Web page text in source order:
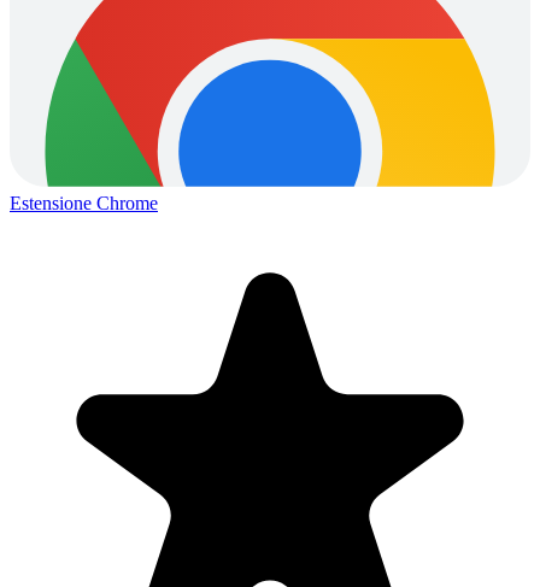
Estensione Chrome